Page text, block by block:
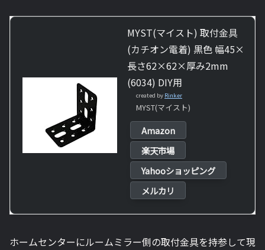
MYST(マイスト) 取付金具
(カチオン電着) 黒色 幅45×
長さ62×62×厚み2mm
(6034) DIY用
created by Rinker
MYST(マイスト)
Amazon
楽天市場
Yahooショッピング
メルカリ
ホームセンターにルームミラー側の取付金具を持参して現